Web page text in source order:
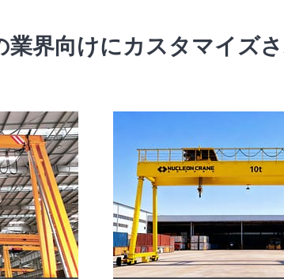
業界向けにカスタマイズ